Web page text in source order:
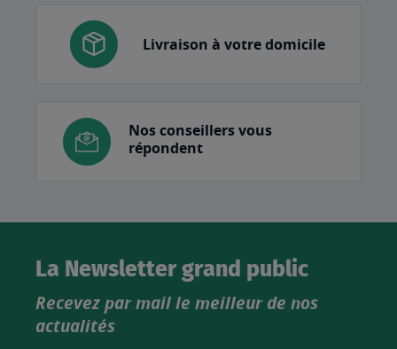
Livraison à votre domicile
Nos conseillers vous
répondent
La Newsletter grand public
Recevez par mail le meilleur de nos
actualités